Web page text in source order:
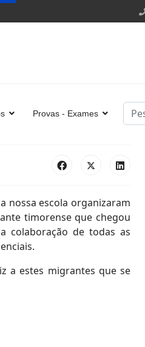
Provas - Exames
nossa escola organizaram
timorense que chegou
colaboração de todas as
a estes migrantes que se